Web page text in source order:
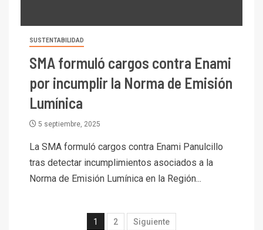
SUSTENTABILIDAD
SMA formuló cargos contra Enami
por incumplir la Norma de Emisión
Lumínica
5 septiembre, 2025
La SMA formuló cargos contra Enami Panulcillo
tras detectar incumplimientos asociados a la
Norma de Emisión Lumínica en la Región...
1 2 Siguiente
I+D
cobre cercana a 2 millones de
toneladas tras récord en
Escondida
7
indicadores financieros
Codelco Ventanas prueba
transportar cátodos al Puerto
de San Antonio